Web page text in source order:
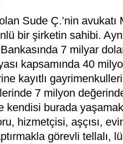
Sude Ç.’nin
bir şirketin sahibi.
7 milyar
kapsamında 40
kayıtlı
7 milyon
kendisi burada
hizmetçisi, aşçısı,
görevli tellalı,